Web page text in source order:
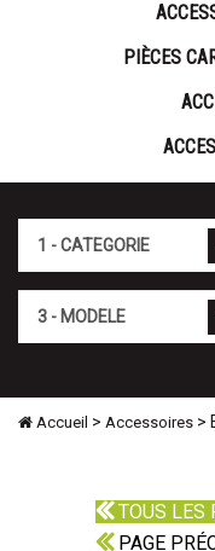
PIÈCES
Accueil > Accessoires >
TOUS LES
PAGE